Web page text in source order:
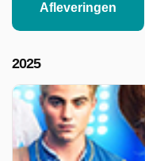
Afleveringen
2025